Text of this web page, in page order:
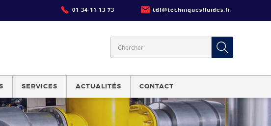
01 34 11 13 73 tdf@techniquesfluides.fr
SERVICES ACTUALITÉS CONTACT